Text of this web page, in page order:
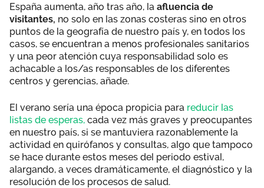
España aumenta, año tras año, la afluencia de
visitantes, no solo en las zonas costeras sino en otros
puntos de la geografía de nuestro país y, en todos los
casos, se encuentran a menos profesionales sanitarios
y una peor atención cuya responsabilidad solo es
achacable a los/as responsables de los diferentes
centros y gerencias, añade.
El verano sería una época propicia para reducir las
listas de esperas, cada vez más graves y preocupantes
en nuestro país, si se mantuviera razonablemente la
actividad en quirófanos y consultas, algo que tampoco
se hace durante estos meses del periodo estival,
alargando, a veces dramáticamente, el diagnóstico y la
resolución de los procesos de salud.